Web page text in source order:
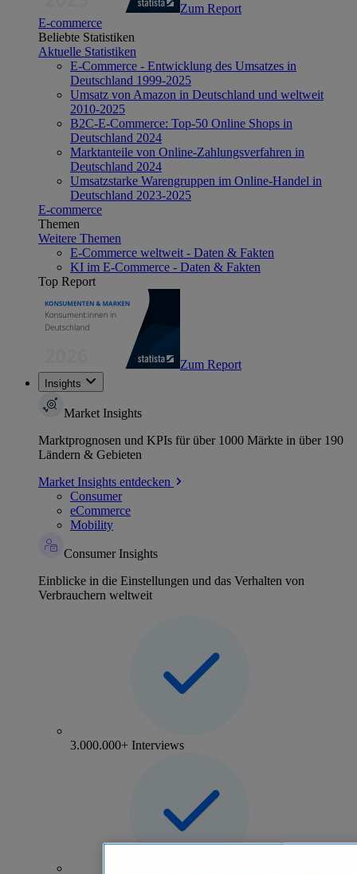
Zum Report
E-commerce
Beliebte Statistiken
Aktuelle Statistiken
E-Commerce - Entwicklung des Umsatzes in
Deutschland 1999-2025
Umsatz von Amazon in Deutschland und weltweit
2010-2025
B2C-E-Commerce: Top-50 Online Shops in
Deutschland 2024
Marktanteile von Online-Zahlungsverfahren in
Deutschland 2024
Umsatzstarke Warengruppen im Online-Handel in
Deutschland 2023-2025
E-commerce
Themen
Weitere Themen
E-Commerce weltweit - Daten & Fakten
KI im E-Commerce - Daten & Fakten
Top Report
Zum Report
Insights
Market Insights
Marktprognosen und KPIs für über 1000 Märkte in über 190
Ländern & Gebieten
Market Insights entdecken
Consumer
eCommerce
Mobility
Consumer Insights
Einblicke in die Einstellungen und das Verhalten von
Verbrauchern weltweit
3.000.000+ Interviews